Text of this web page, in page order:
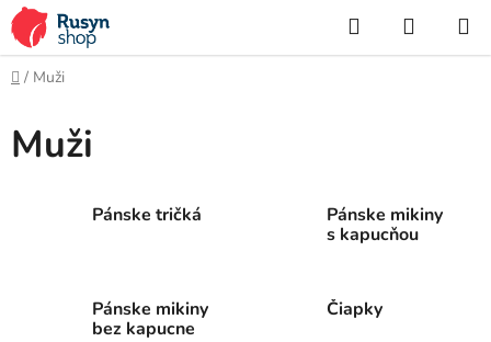
Prejsť
na
obsah
Hľadať
KOŠÍK
Domov
/ Muži
Muži
Pánske tričká
Pánske mikiny
s kapucňou
Pánske mikiny
bez kapucne
Čiapky